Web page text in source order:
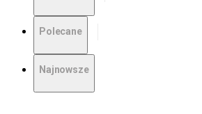
Polecane
Najnowsze